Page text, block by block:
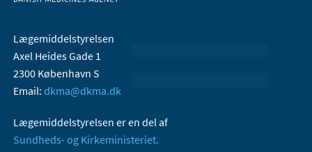
Lægemiddelstyrelsen
Axel Heides Gade 1
2300 København S
Email: dkma@dkma.dk
Lægemiddelstyrelsen er en del af
Sundheds- og Kirkeministeriet.